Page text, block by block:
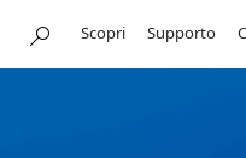
Scopri Supporto